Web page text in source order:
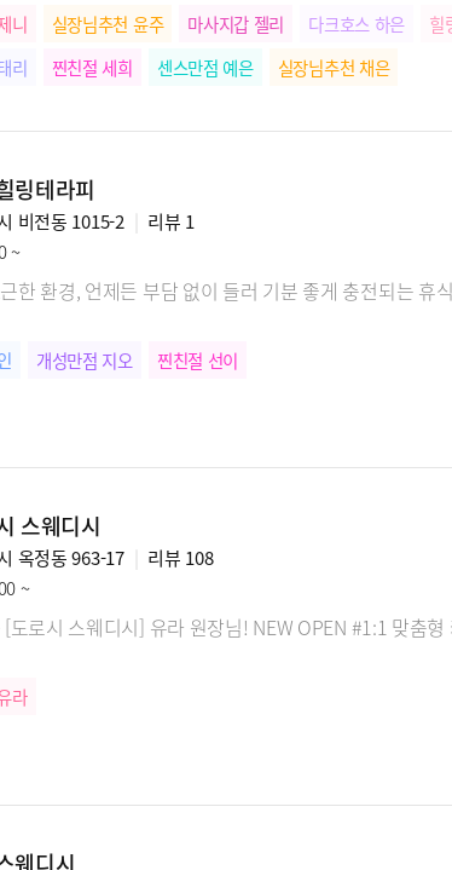
니 실장님추천 윤주 마사지갑 젤리 다크호스 하은 힐
리
찐친절 세희 센스만점 예은 실장님추천 채은
링테라피
비전동 1015-2 리뷰 1
~
한 환경, 언제든 부담 없이 들러 기분 좋게 충전되는 휴
개성만점 지오 찐친절 선이
스웨디시
옥정동 963-17 리뷰 108
~
도로시 스웨디시] 유라 원장님! NEW OPEN #1:1 맞춤
라
웨디시